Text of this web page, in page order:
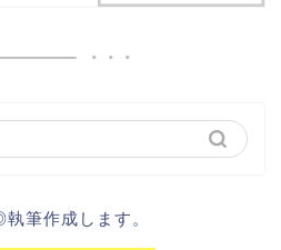
筆作成します。